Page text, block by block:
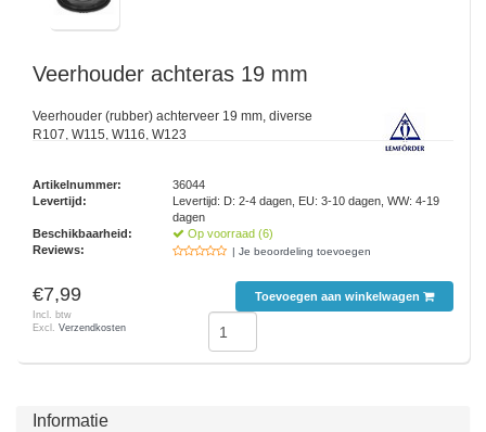
Veerhouder achteras 19 mm
Veerhouder (rubber) achterveer 19 mm, diverse
R107, W115, W116, W123
Artikelnummer:
36044
Levertijd:
Levertijd: D: 2-4 dagen, EU: 3-10 dagen, WW: 4-19
dagen
Beschikbaarheid:
Op voorraad (6)
Reviews:
| Je beoordeling toevoegen
€7,99
Incl. btw
Excl. Verzendkosten
Toevoegen aan winkelwagen
Informatie